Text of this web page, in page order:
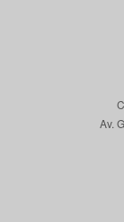
Av.